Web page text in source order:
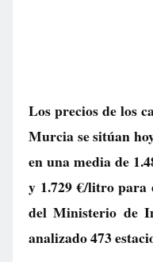
Los precios de los
Murcia se sitúan
en una media de
y 1.729 €/litropara
del Ministerio de
analizado 473